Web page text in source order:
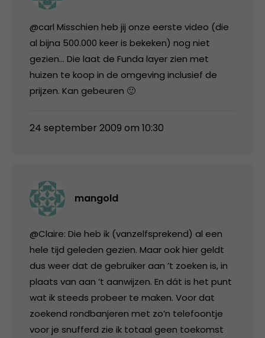
@carl Misschien heb jij onze eerste video (die
al bijna 500.000 keer is bekeken) nog niet
gezien… Die laat de Funda layer zien met
huizen te koop in de omgeving inclusief de
prijzen. Kan gebeuren 🙂
24 september 2009 om 10:30
mangold
@Claire: Die heb ik (vanzelfsprekend) al een
hele tijd geleden gezien. Maar ook hier geldt
dus weer dat de gebruiker aan ’t zoeken is, in
plaats van aan ’t aanwijzen. En dát is het punt
wat ik steeds probeer te maken. Voor dat
zoekend rondbanjeren met zo’n telefoontje
voor je snufferd zie ik totaal geen toekomst